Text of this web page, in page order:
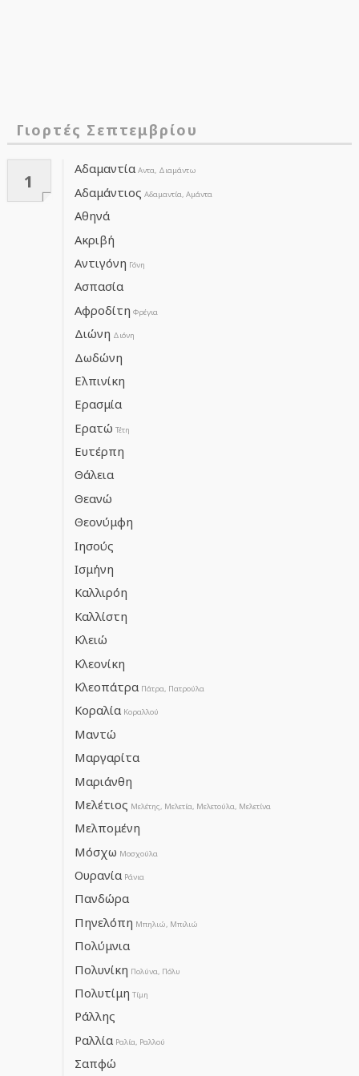
Γιορτές Σεπτεμβρίου
1
Αδαμαντία Αντα, Διαμάντω
Αδαμάντιος Αδαμαντία, Αμάντα
Αθηνά
Ακριβή
Αντιγόνη Γόνη
Ασπασία
Αφροδίτη Φρέγια
Διώνη Διόνη
Δωδώνη
Ελπινίκη
Ερασμία
Ερατώ Τέτη
Ευτέρπη
Θάλεια
Θεανώ
Θεονύμφη
Ιησούς
Ισμήνη
Καλλιρόη
Καλλίστη
Κλειώ
Κλεονίκη
Κλεοπάτρα Πάτρα, Πατρούλα
Κοραλία Κοραλλού
Μαντώ
Μαργαρίτα
Μαριάνθη
Μελέτιος Μελέτης, Μελετία, Μελετούλα, Μελετίνα
Μελπομένη
Μόσχω Μοσχούλα
Ουρανία Ράνια
Πανδώρα
Πηνελόπη Μπηλιώ, Μπιλιώ
Πολύμνια
Πολυνίκη Πολύνα, Πόλυ
Πολυτίμη Τίμη
Ράλλης
Ραλλία Ραλία, Ραλλού
Σαπφώ